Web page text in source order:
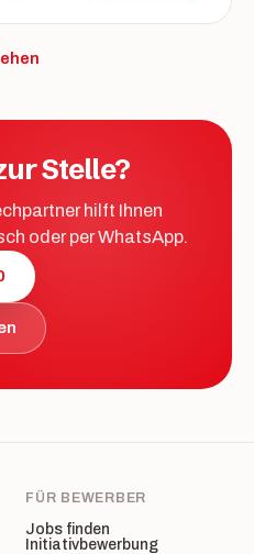
Stelle?
hilft Ihnen
oder per WhatsApp.
FÜR BEWERBER
Jobs finden
Initiativbewerbung